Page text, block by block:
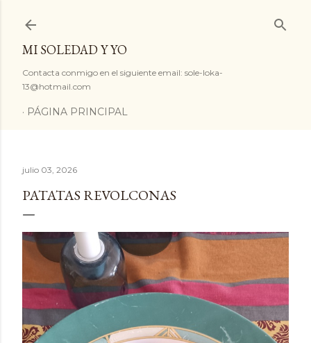
MI SOLEDAD Y YO
Contacta conmigo en el siguiente email: sole-loka-
13@hotmail.com
PÁGINA PRINCIPAL
julio 03, 2026
PATATAS REVOLCONAS